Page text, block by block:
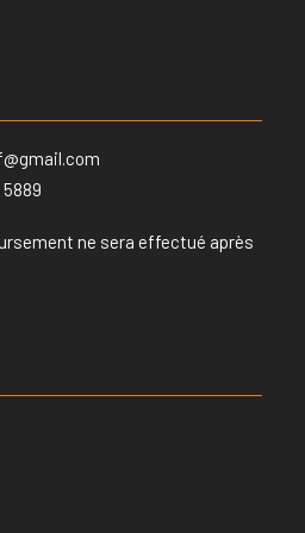
ne sera effectué après